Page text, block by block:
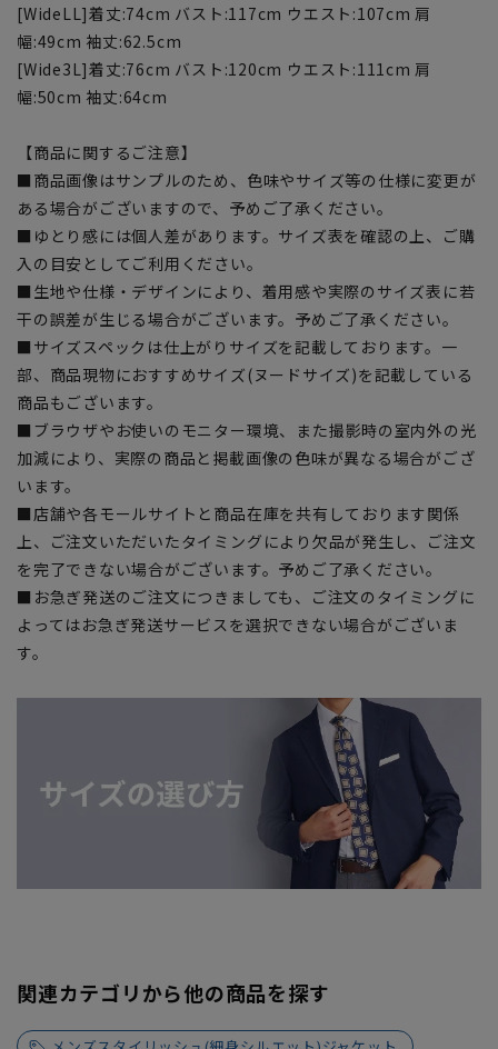
[WideLL]着丈:74cm バスト:117cm ウエスト:107cm 肩
幅:49cm 袖丈:62.5cm
[Wide3L]着丈:76cm バスト:120cm ウエスト:111cm 肩
幅:50cm 袖丈:64cm
【商品に関するご注意】
■商品画像はサンプルのため、色味やサイズ等の仕様に変更が
ある場合がございますので、予めご了承ください。
■ゆとり感には個人差があります。サイズ表を確認の上、ご購
入の目安としてご利用ください。
■生地や仕様・デザインにより、着用感や実際のサイズ表に若
干の誤差が生じる場合がございます。予めご了承ください。
■サイズスペックは仕上がりサイズを記載しております。一
部、商品現物におすすめサイズ(ヌードサイズ)を記載している
商品もございます。
■ブラウザやお使いのモニター環境、また撮影時の室内外の光
加減により、実際の商品と掲載画像の色味が異なる場合がござ
います。
■店舗や各モールサイトと商品在庫を共有しております関係
上、ご注文いただいたタイミングにより欠品が発生し、ご注文
を完了できない場合がございます。予めご了承ください。
■お急ぎ発送のご注文につきましても、ご注文のタイミングに
よってはお急ぎ発送サービスを選択できない場合がございま
す。
関連カテゴリから他の商品を探す